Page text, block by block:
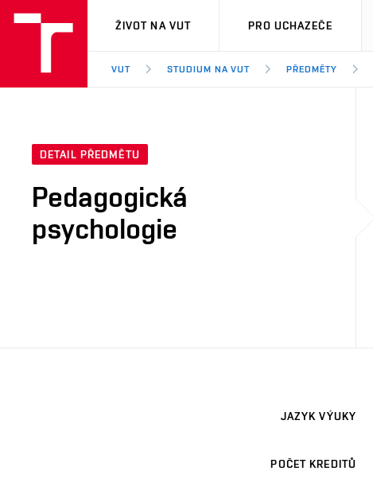
VUT
ŽIVOT NA VUT PRO UCHAZEČE
VUT STUDIUM NA VUT PŘEDMĚTY
DETAIL PŘEDMĚTU
Pedagogická
psychologie
JAZYK VÝUKY
POČET KREDITŮ